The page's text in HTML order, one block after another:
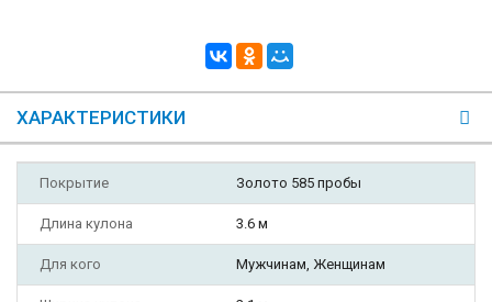
ХАРАКТЕРИСТИКИ
Покрытие Золото 585 пробы
Длина кулона 3.6 м
Для кого Мужчинам, Женщинам